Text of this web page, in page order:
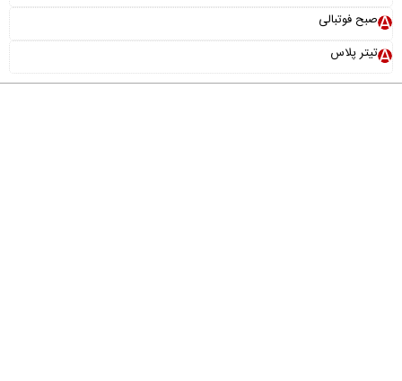
صبح فوتبالی
تیتر پلاس